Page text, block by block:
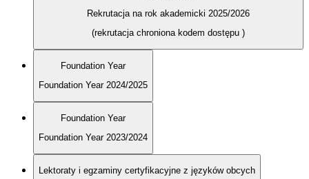
Rekrutacja na rok akademicki 2025/2026
(rekrutacja chroniona kodem dostępu )
Foundation Year
Foundation Year 2024/2025
Foundation Year
Foundation Year 2023/2024
Lektoraty i egzaminy certyfikacyjne z języków obcych